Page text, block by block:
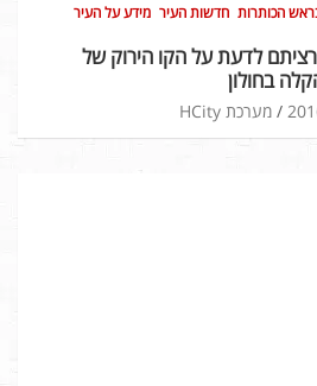
הכותרות חדשות העיר מידע על העיר
לדעת על הקו הירוק של
בחולון
מערכת HCity